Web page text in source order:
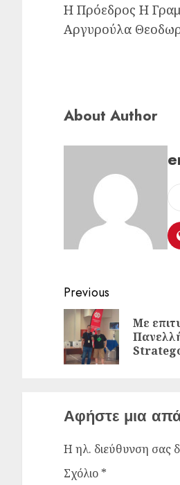
Η Πρόεδρος Η
Αργυρούλα
About Author
Previous
Με
Αφήστε μια
Η ηλ. διεύθυνση σας
Σχόλιο *